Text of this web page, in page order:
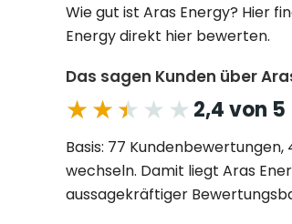
Wie gut ist Aras Energy? Hier
Energy direkt hier bewerten.
Das sagen Kunden über
★★★★★
★★★★★ 2,4 von 5
Basis: 77
wechseln. Damit liegt Aras
aussagekräftiger